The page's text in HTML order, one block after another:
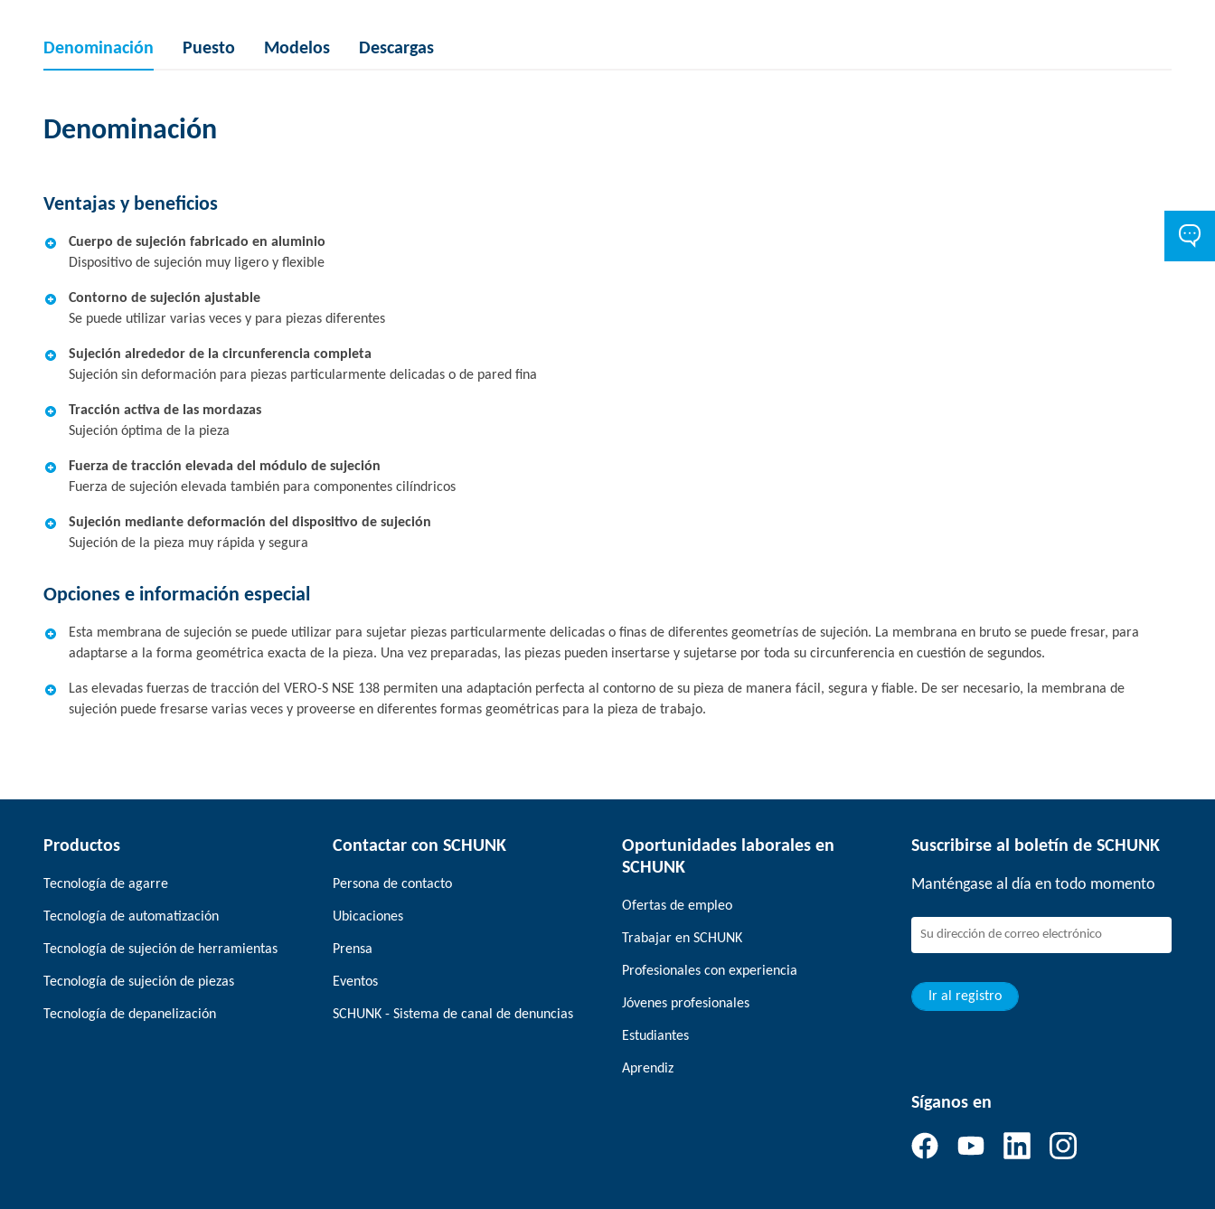
Denominación Puesto Modelos Descargas
Denominación
Ventajas y beneficios
Cuerpo de sujeción fabricado en aluminio
Dispositivo de sujeción muy ligero y flexible
Contorno de sujeción ajustable
Se puede utilizar varias veces y para piezas diferentes
Sujeción alrededor de la circunferencia completa
Sujeción sin deformación para piezas particularmente delicadas o de pared fina
Tracción activa de las mordazas
Sujeción óptima de la pieza
Fuerza de tracción elevada del módulo de sujeción
Fuerza de sujeción elevada también para componentes cilíndricos
Sujeción mediante deformación del dispositivo de sujeción
Sujeción de la pieza muy rápida y segura
Opciones e información especial
Esta membrana de sujeción se puede utilizar para sujetar piezas particularmente delicadas o finas de diferentes geometrías de sujeción. La membrana en bruto se puede fresar, para
adaptarse a la forma geométrica exacta de la pieza. Una vez preparadas, las piezas pueden insertarse y sujetarse por toda su circunferencia en cuestión de segundos.
Las elevadas fuerzas de tracción del VERO-S NSE 138 permiten una adaptación perfecta al contorno de su pieza de manera fácil, segura y fiable. De ser necesario, la membrana de
sujeción puede fresarse varias veces y proveerse en diferentes formas geométricas para la pieza de trabajo.
Productos
Tecnología de agarre
Tecnología de automatización
Tecnología de sujeción de herramientas
Tecnología de sujeción de piezas
Tecnología de depanelización
Contactar con SCHUNK
Persona de contacto
Ubicaciones
Prensa
Eventos
SCHUNK - Sistema de canal de denuncias
Oportunidades laborales en
SCHUNK
Ofertas de empleo
Trabajar en SCHUNK
Profesionales con experiencia
Jóvenes profesionales
Estudiantes
Aprendiz
Suscribirse al boletín de SCHUNK
Manténgase al día en todo momento
Ir al registro
Síganos en